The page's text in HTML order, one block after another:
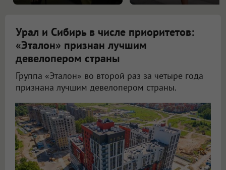
Урал и Сибирь в числе приоритетов:
«Эталон» признан лучшим
девелопером страны
Группа «Эталон» во второй раз за четыре года
признана лучшим девелопером страны.